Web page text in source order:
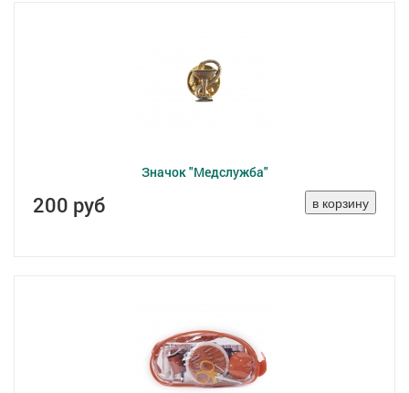
Значок "Медслужба"
200 руб